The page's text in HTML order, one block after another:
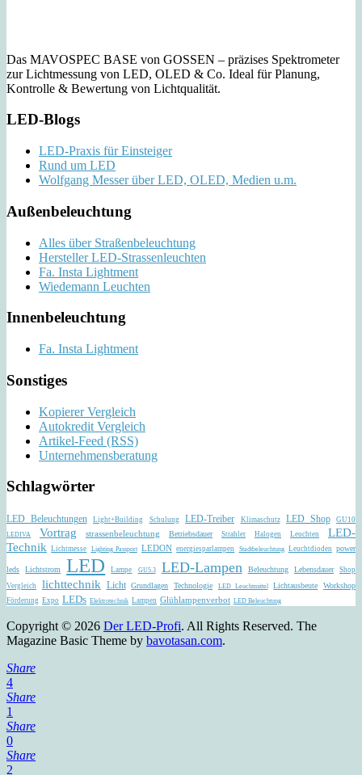
Das MAVOSPEC BASE von GOSSEN – präzises Spektrometer
zur Lichtmessung von LED, OLED & Co. Ideal für Planung,
Kontrolle & Bewertung von Lichtqualität.
LED-Blogs
LED-Praxis für Einsteiger
Rund um LED
Wolfgang Messer über LED, OLED, Medien u.m.
Außenbeleuchtung
Alles über Straßenbeleuchtung
Hersteller LED-Strassenleuchten
Fa. Insta Lightment
Wiedemann Leuchten
Innenbeleuchtung
Fa. Insta Lightment
Sonstiges
Kopierer Vergleich
Autokredit Vergleich
Artikel-Feed (RSS)
Unternehmensberatung
Schlagwörter
LED Beleuchtungen Light+Building Schulung LED-Treiber Klimaschutz LED Shop GU10
LEDIVA Vortrag strassenbeleuchtung Betriebsdauer Strahler Halogen Leuchten
LED-
Technik
Lichtmesse Lighting Passport LEDON energiesparlampen Stadtbeleuchtung Leuchtdioden power
leds Lichtstrom LED Lampe GU5.3 LED-Lampen Beleuchtung Lebensdauer
Shop
Vergleich
lichttechnik Licht Grundlagen Technologie LED Leuchtmittel Lichtausbeute Workshop
Förderung Expo LEDs Elektrotechnik Lampen Glühlampenverbot LED Beleuchtung
Copyright © 2026 Der LED-Profi. All Rights Reserved. The
Magazine Basic Theme by bavotasan.com.
Share
4
Share
1
Share
0
Share
2